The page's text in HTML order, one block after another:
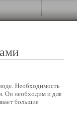
Необходимость
Он необходим и для
большие